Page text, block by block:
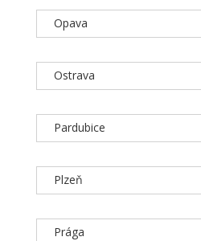
Opava
Ostrava
Pardubice
Plzeň
Prága